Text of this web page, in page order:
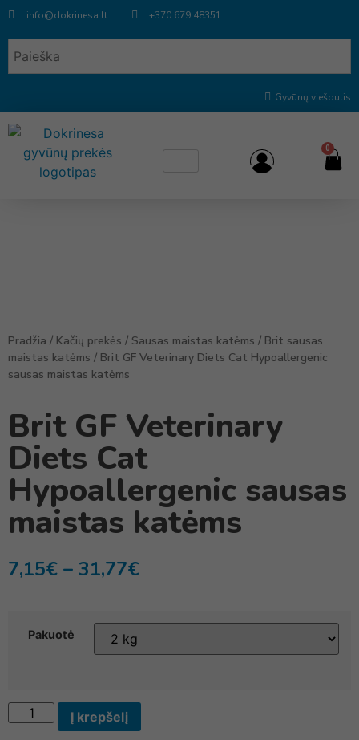
info@dokrinesa.lt +370 679 48351
Gyvūnų viešbutis
0
Pradžia / Kačių prekės / Sausas maistas katėms / Brit sausas
maistas katėms / Brit GF Veterinary Diets Cat Hypoallergenic
sausas maistas katėms
Brit GF Veterinary
Diets Cat
Hypoallergenic sausas
maistas katėms
7,15€ – 31,77€
Pakuotė
Į krepšelį